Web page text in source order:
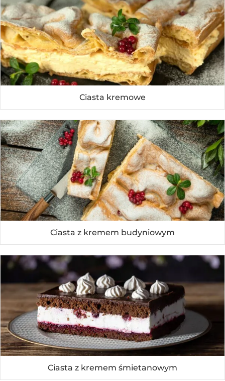
Ciasta kremowe
Ciasta z kremem budyniowym
Ciasta z kremem śmietanowym